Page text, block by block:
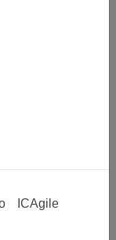
ao
de
ICAgile